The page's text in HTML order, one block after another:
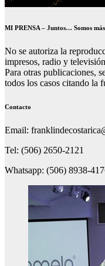
MI PRENSA – Juntos… Somos
No se autoriza la
impresos, radio y
Para otras publicaciones,
todos los casos citando la
Contacto
Email:
Tel: (506) 2650-2121
Whatsapp: (506) 8938-